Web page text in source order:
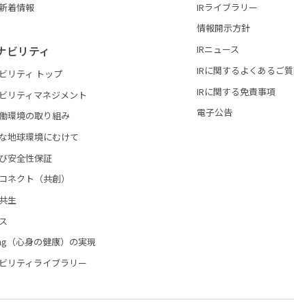
着情報
ビリティ
リティ トップ
リティマネジメント
環境の取り組み
地球環境にむけて
安全性保証
ネクト（共創）
生
（心身の健康）の実現
リティライブラリー
IRライブラリー
情報開示方針
IRニュース
IRに関するよくあるご
IRに関する免責事項
電子公告